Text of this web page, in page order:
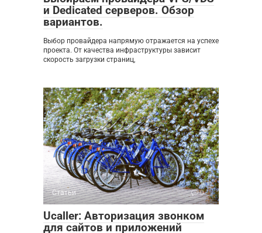
и Dedicated серверов. Обзор
вариантов.
Выбор провайдера напрямую отражается на успехе
проекта. От качества инфраструктуры зависит
скорость загрузки страниц,
Статьи 0
Ucaller: Авторизация звонком
для сайтов и приложений